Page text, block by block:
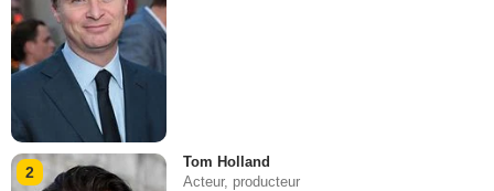
2
Tom Holland
Acteur, producteur